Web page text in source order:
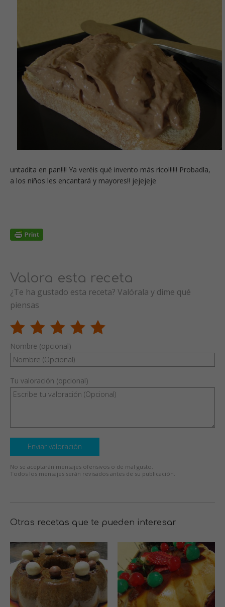
untadita en pan!!!! Ya veréis qué invento más rico!!!!!! Probadla,
a los niños les encantará y mayores!! jejejeje
Valora esta receta
¿Te ha gustado esta receta? Valórala y dime qué
piensas
Nombre (opcional)
Tu valoración (opcional)
Enviar valoración
No se aceptarán mensajes ofensivos o de mal gusto.
Todos los mensajes serán revisados antes de su publicación.
Otras recetas que te pueden interesar